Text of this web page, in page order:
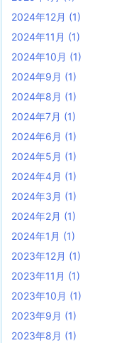
2024年12月 (1)
2024年11月 (1)
2024年10月 (1)
2024年9月 (1)
2024年8月 (1)
2024年7月 (1)
2024年6月 (1)
2024年5月 (1)
2024年4月 (1)
2024年3月 (1)
2024年2月 (1)
2024年1月 (1)
2023年12月 (1)
2023年11月 (1)
2023年10月 (1)
2023年9月 (1)
2023年8月 (1)